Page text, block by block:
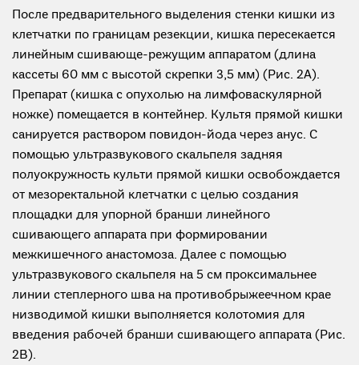
После предварительного выделения стенки кишки из
клетчатки по границам резекции, кишка пересекается
линейным сшивающе-режущим аппаратом (длина
кассеты 60 мм с высотой скрепки 3,5 мм) (Рис. 2А).
Препарат (кишка с опухолью на лимфоваскулярной
ножке) помещается в контейнер. Культя прямой кишки
санируется раствором повидон-йода через анус. С
помощью ультразвукового скальпеля задняя
полуокружность культи прямой кишки освобождается
от мезоректальной клетчатки с целью создания
площадки для упорной бранши линейного
сшивающего аппарата при формировании
межкишечного анастомоза. Далее с помощью
ультразвукового скальпеля на 5 см проксимальнее
линии степлерного шва на противобрыжеечном крае
низводимой кишки выполняется колотомия для
введения рабочей бранши сшивающего аппарата (Рис.
2В).